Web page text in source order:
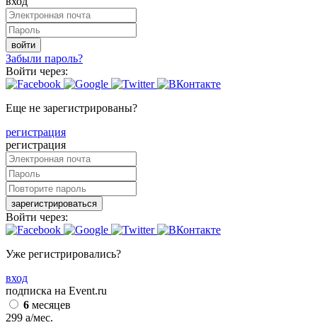
войти
Забыли пароль?
Войти через:
Еще не зарегистрированы?
регистрация
регистрация
зарегистрироваться
Войти через:
Уже регистрировались?
вход
подписка на Event.ru
6 месяцев
299 a/мес.